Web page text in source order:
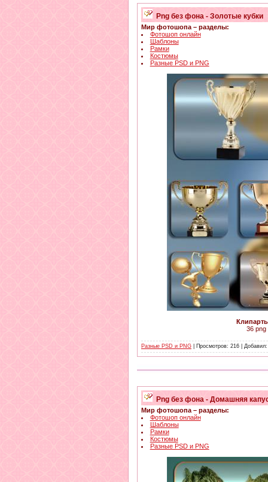
Png без фона - Золотые кубки
Мир фотошопа – разделы:
Фотошоп онлайн
Шаблоны
Рамки
Костюмы
Разные PSD и PNG
36 png
Разные PSD и PNG | Просмотров: 216 |
Png без фона - Домашняя
Мир фотошопа – разделы:
Фотошоп онлайн
Шаблоны
Рамки
Костюмы
Разные PSD и PNG